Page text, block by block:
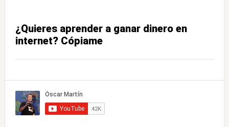
¿Quieres aprender a ganar dinero en
internet? Cópiame